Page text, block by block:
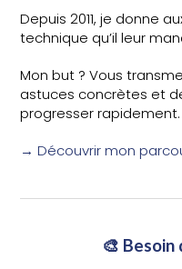
Depuis 2011, je donne
technique qu’il leur
Mon but ? Vous
astuces concrètes et
progresser rapidement.
→ Découvrir mon
🎨 Besoin